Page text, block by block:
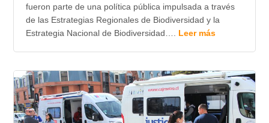
fueron parte de una política pública impulsada a través
de las Estrategias Regionales de Biodiversidad y la
Estrategia Nacional de Biodiversidad…. Leer más